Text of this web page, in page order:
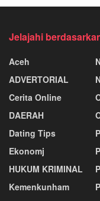
Jelajahi
Aceh
ADVERTORIAL
Cerita Online
DAERAH
Dating Tips
Ekonomj
HUKUM KRIMINAL
Kemenkunham